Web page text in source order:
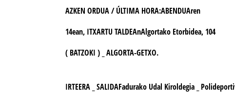
AZKEN ORDUA / ÚLTIMA HORA:ABENDUAren
14ean, ITXARTU TALDEAnAlgortako Etorbidea, 104
( BATZOKI) _ ALGORTA-GETXO.
IRTEERA _SALIDAFadurako Udal Kiroldegia _